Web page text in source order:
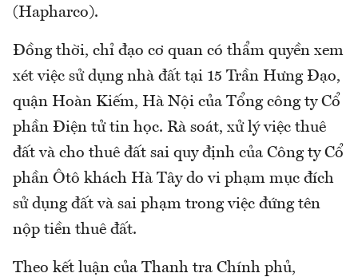
(Hapharco).
Đồng thời, chỉ đạo cơ quan có thẩm quyền xem
xét việc sử dụng nhà đất tại 15 Trần Hưng Đạo,
quận Hoàn Kiếm, Hà Nội của Tổng công ty Cổ
phần Điện tử tin học. Rà soát, xử lý việc thuê
đất và cho thuê đất sai quy định của Công ty Cổ
phần Ôtô khách Hà Tây do vi phạm mục đích
sử dụng đất và sai phạm trong việc đứng tên
nộp tiền thuê đất.
Theo kết luận của Thanh tra Chính phủ,